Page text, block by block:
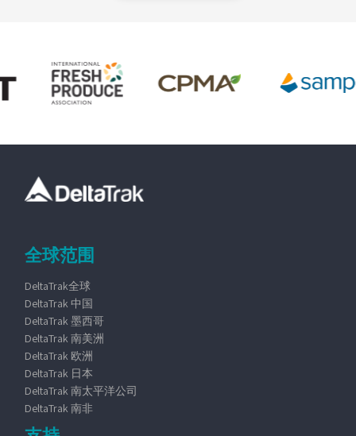
全球范围
DeltaTrak全球
DeltaTrak 中国
DeltaTrak 墨西哥
DeltaTrak 南美洲
DeltaTrak 欧洲
DeltaTrak 日本
DeltaTrak 南太平洋公司
DeltaTrak 南非